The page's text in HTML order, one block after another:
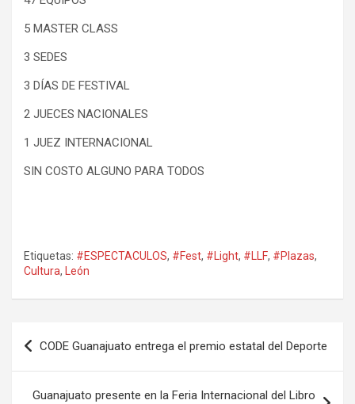
5 MASTER CLASS
3 SEDES
3 DÍAS DE FESTIVAL
2 JUECES NACIONALES
1 JUEZ INTERNACIONAL
SIN COSTO ALGUNO PARA TODOS
Etiquetas: #ESPECTACULOS, #Fest, #Light, #LLF, #Plazas,
Cultura, León
Navegación
de
entradas
CODE Guanajuato entrega el premio estatal del Deporte
Guanajuato presente en la Feria Internacional del Libro